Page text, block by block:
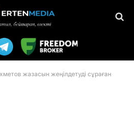
жазасын жеңілдетуді сұраған